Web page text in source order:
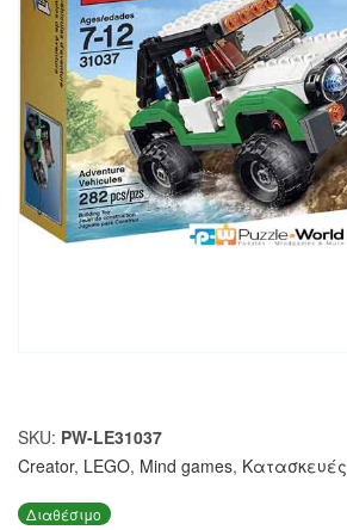
SKU: PW-LE31037
Creator, LEGO, Mind games, Κατασκευές
Διαθέσιμο